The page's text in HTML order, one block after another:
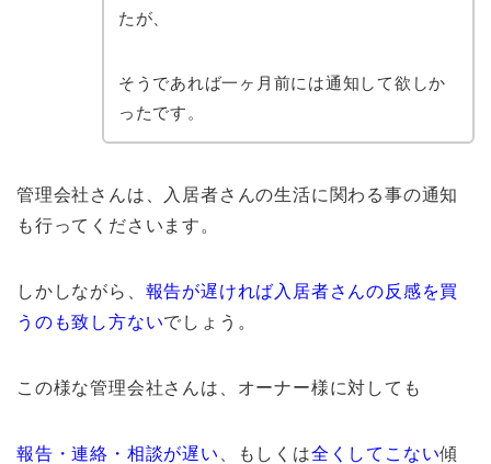
たが、
そうであれば一ヶ月前には通知して欲しか
ったです。
管理会社さんは、入居者さんの生活に関わる事の通知
も行ってくださいます。
しかしながら、 報告が遅ければ入居者さんの反感を買
うのも致し方ないでしょう。
この様な管理会社さんは、オーナー様に対しても
報告・連絡・相談が遅い 、もしくは全くしてこない傾